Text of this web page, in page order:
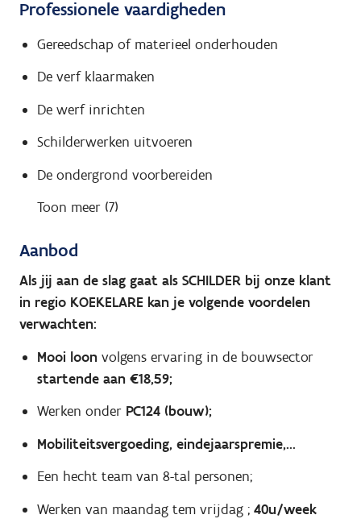
Professionele vaardigheden
Gereedschap of materieel onderhouden
De verf klaarmaken
De werf inrichten
Schilderwerken uitvoeren
De ondergrond voorbereiden
Toon meer (7)
Aanbod
Als jij aan de slag gaat als SCHILDER bij onze klant
in regio KOEKELARE kan je volgende voordelen
verwachten:
Mooi loonvolgens ervaring in de bouwsector
startende aan €18,59;
Werken onder PC124 (bouw);
Mobiliteitsvergoeding, eindejaarspremie,...
Een hecht team van 8-tal personen;
Werken van maandag tem vrijdag ; 40u/week